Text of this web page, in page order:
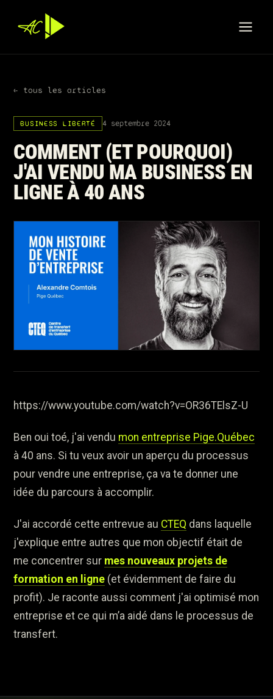
← tous les articles
BUSINESS LIBERTÉ 4 septembre 2024
COMMENT (ET POURQUOI)
J'AI VENDU MA BUSINESS EN
LIGNE À 40 ANS
https://www.youtube.com/watch?v=OR36TElsZ-U
Ben oui toé, j'ai vendu mon entreprise Pige.Québec
à 40 ans. Si tu veux avoir un aperçu du processus
pour vendre une entreprise, ça va te donner une
idée du parcours à accomplir.
J'ai accordé cette entrevue au CTEQ dans laquelle
j'explique entre autres que mon objectif était de
me concentrer sur mes nouveaux projets de
formation en ligne (et évidemment de faire du
profit). Je raconte aussi comment j'ai optimisé mon
entreprise et ce qui m’a aidé dans le processus de
transfert.